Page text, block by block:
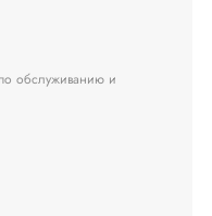
обслуживанию и